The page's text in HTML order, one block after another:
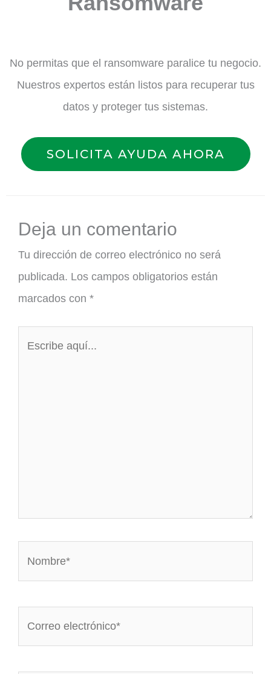
No permitas que el ransomware paralice tu negocio.
Nuestros expertos están listos para recuperar tus
datos y proteger tus sistemas.
SOLICITA AYUDA AHORA
Deja un comentario
Tu dirección de correo electrónico no será
publicada. Los campos obligatorios están
marcados con *